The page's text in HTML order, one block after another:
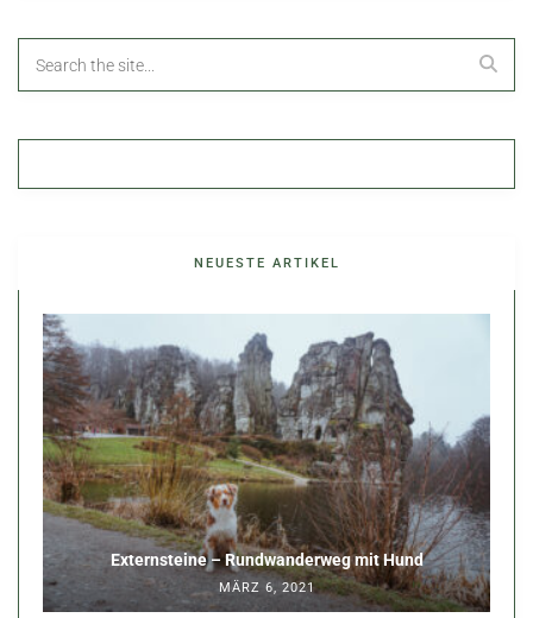
NEUESTE ARTIKEL
Externsteine – Rundwanderweg mit Hund
MÄRZ 6, 2021